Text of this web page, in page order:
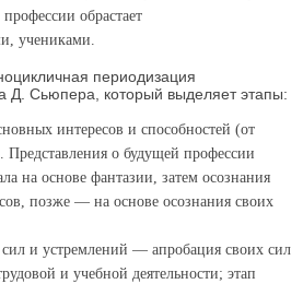
обрастает
учениками.
периодизация
Д. Сьюпера, который выделяет этапы:
интересов и способностей (от
Представления о будущей профессии
на основе фантазии, затем осознания
позже — на основе осознания своих
сил и устремлений — апробация своих сил
и учебной деятельности; этап